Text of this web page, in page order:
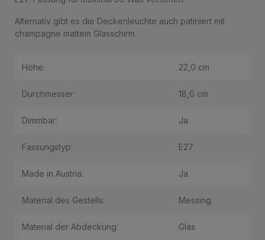
Alternativ gibt es die Deckenleuchte auch patiniert mit
champagne mattem Glasschirm.
Höhe: 22,0 cm
Durchmesser: 18,0 cm
Dimmbar: Ja
Fassungstyp: E27
Made in Austria: Ja
Material des Gestells: Messing
Material der Abdeckung: Glas